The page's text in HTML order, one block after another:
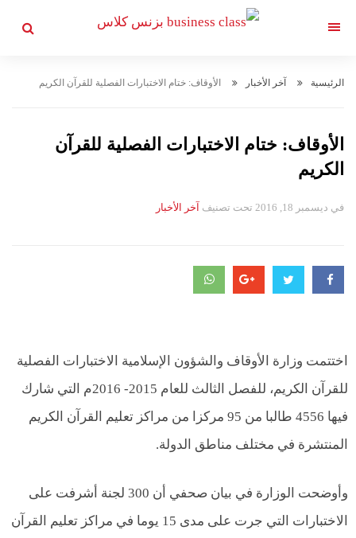
الرئيسية آخر الأخبار الأوقاف: ختام الاختبارات الفصلية للقرآن الكريم
الأوقاف: ختام الاختبارات الفصلية للقرآن
الكريم
في ديسمبر 18, 2016 تحت تصنيف التصانيف
آخر الأخبار
اختتمت وزارة الأوقاف والشؤون الإسلامية الاختبارات الفصلية
للقرآن الكريم، للفصل الثالث للعام 2015- 2016م التي شارك
فيها 4556 طالبا من 95 مركزا من مراكز تعليم القرآن الكريم
المنتشرة في مختلف مناطق الدولة.
وأوضحت الوزارة في بيان صحفي أن 300 لجنة أشرفت على
الاختبارات التي جرت على مدى 15 يوما في مراكز تعليم القرآن